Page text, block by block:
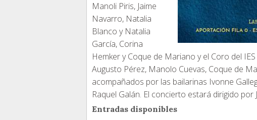
Manoli Piris, Jaime
Navarro, Natalia
Blanco y Natalia
García, Corina
Hemker y Coque de Mariano y el Coro del
Augusto Pérez, Manolo Cuevas, Coque de
acompañados por las bailarinas Ivonne
Raquel Galán. El concierto estará dirigido por
Entradas disponibles